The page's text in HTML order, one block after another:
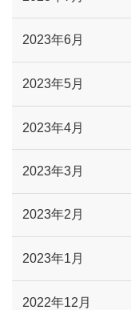
2023年6月
2023年5月
2023年4月
2023年3月
2023年2月
2023年1月
2022年12月